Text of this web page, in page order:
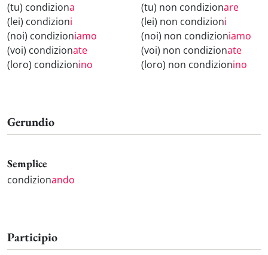
(tu) condiziona
(lei) condizioni
(noi) condizioniamo
(voi) condizionate
(loro) condizionino
(tu) non condizionare
(lei) non condizioni
(noi) non condizioniamo
(voi) non condizionate
(loro) non condizionino
Gerundio
Semplice
condizionando
Participio